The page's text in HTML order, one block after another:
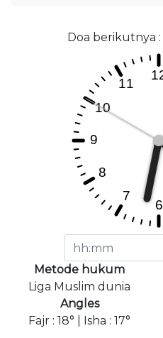
Doa berikutnya
Metode hukum
Liga Muslim dunia
Angles
Fajr : 18° | Isha : 17°